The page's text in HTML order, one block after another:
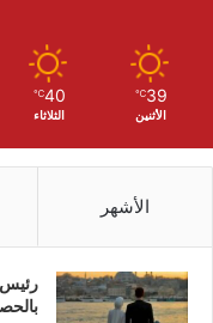
39
℃
الأثنين
40
℃
الثلاثاء
الأشهر
رئيس